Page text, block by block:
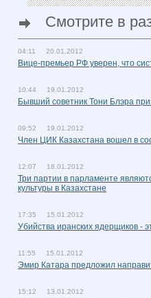
Смотрите в
04:11 20.01.2012
Вице-премьер РФ уверен, что
10:44 19.01.2012
Бывший советник Тони Блэра
09:52 19.01.2012
Член ЦИК Казахстана вошел в
12:07 18.01.2012
Три партии в парламенте
культуры в Казахстане
17:35 15.01.2012
Убийства иранских ядерщиков -
11:55 15.01.2012
Эмир Катара предложил
15:12 13.01.2012